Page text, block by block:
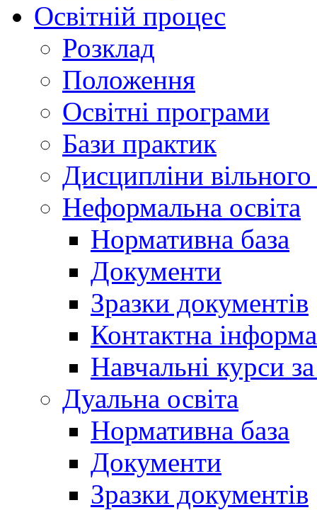
Освітній процес
Розклад
Положення
Освітні програми
Бази практик
Дисципліни
Неформальна освіта
Нормативна база
Документи
Зразки документів
Контактна
Навчальні курси
Дуальна освіта
Нормативна база
Документи
Зразки документів